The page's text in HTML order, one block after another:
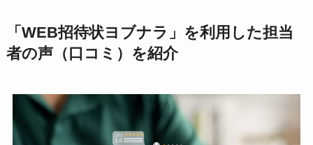
「WEB招待状ヨブナラ」を利用した担当
者の声（口コミ）を紹介